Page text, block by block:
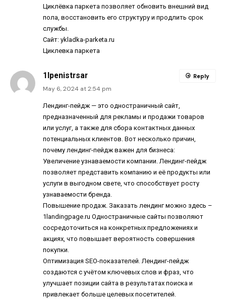
Циклёвка паркета позволяет обновить внешний вид
пола, восстановить его структуру и продлить срок
службы.
Сайт: ykladka-parketa.ru
Циклевка паркета
1lpenistrsar
May 6, 2024 at 2:54 pm
Лендинг-пейдж — это одностраничный сайт,
предназначенный для рекламы и продажи товаров
или услуг, а также для сбора контактных данных
потенциальных клиентов. Вот несколько причин,
почему лендинг-пейдж важен для бизнеса:
Увеличение узнаваемости компании. Лендинг-пейдж
позволяет представить компанию и её продукты или
услуги в выгодном свете, что способствует росту
узнаваемости бренда.
Повышение продаж. Заказать лендинг можно здесь –
1landingpage.ru Одностраничные сайты позволяют
сосредоточиться на конкретных предложениях и
акциях, что повышает вероятность совершения
покупки.
Оптимизация SEO-показателей. Лендинг-пейдж
создаются с учётом ключевых слов и фраз, что
улучшает позиции сайта в результатах поиска и
привлекает больше целевых посетителей.
Reply